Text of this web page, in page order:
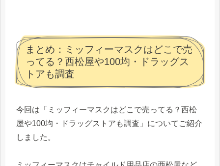
まとめ：ミッフィーマスクはどこで売
ってる？西松屋や100均・ドラッグス
トアも調査
今回は「ミッフィーマスクはどこで売ってる？西松
屋や100均・ドラッグストアも調査」についてご紹介
しました。